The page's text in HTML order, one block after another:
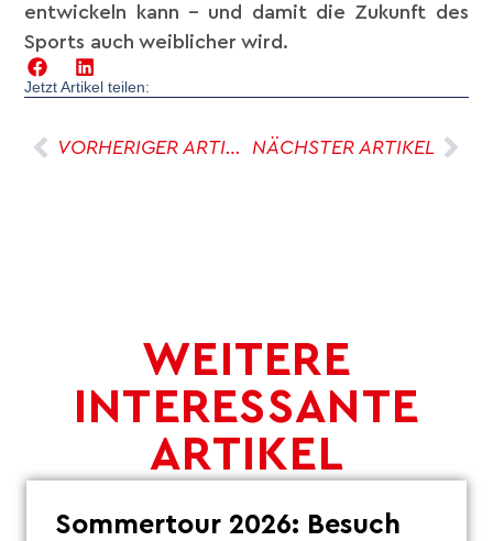
entwickeln kann – und damit die Zukunft des
Sports auch weiblicher wird.
Jetzt Artikel teilen:
VORHERIGER ARTIKEL NÄCHSTER ARTIKEL
WEITERE
INTERESSANTE
ARTIKEL
Sommertour 2026: Besuch